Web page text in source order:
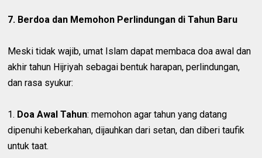
7. Berdoa dan Memohon Perlindungan di Tahun Baru
Meski tidak wajib, umat Islam dapat membaca doa awal dan
akhir tahun Hijriyah sebagai bentuk harapan, perlindungan,
dan rasa syukur:
1. Doa Awal Tahun: memohon agar tahun yang datang
dipenuhi keberkahan, dijauhkan dari setan, dan diberi taufik
untuk taat.